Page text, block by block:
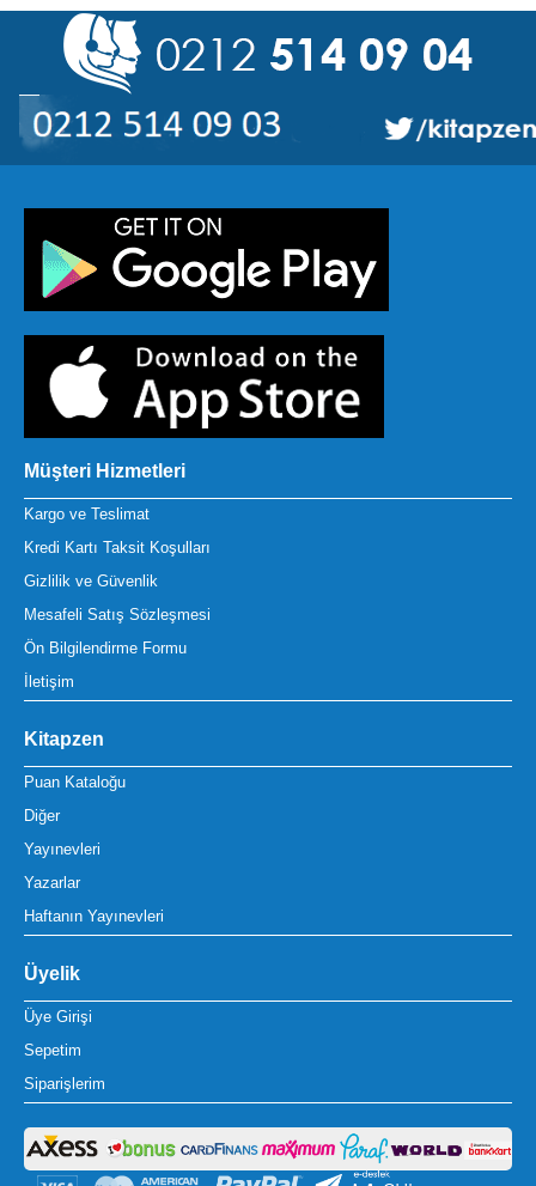
Müşteri Hizmetleri
Kargo ve Teslimat
Kredi Kartı Taksit Koşulları
Gizlilik ve Güvenlik
Mesafeli Satış Sözleşmesi
Ön Bilgilendirme Formu
İletişim
Kitapzen
Puan Kataloğu
Diğer
Yayınevleri
Yazarlar
Haftanın Yayınevleri
Üyelik
Üye Girişi
Sepetim
Siparişlerim